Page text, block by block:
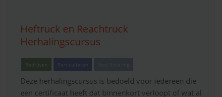
Heftruck en Reachtruck
Herhalingscursus
Bedrijven Particulieren
Deze herhalingscursus is bedoeld voor iedereen die
een certificaat heeft dat binnenkort verloopt of wat al